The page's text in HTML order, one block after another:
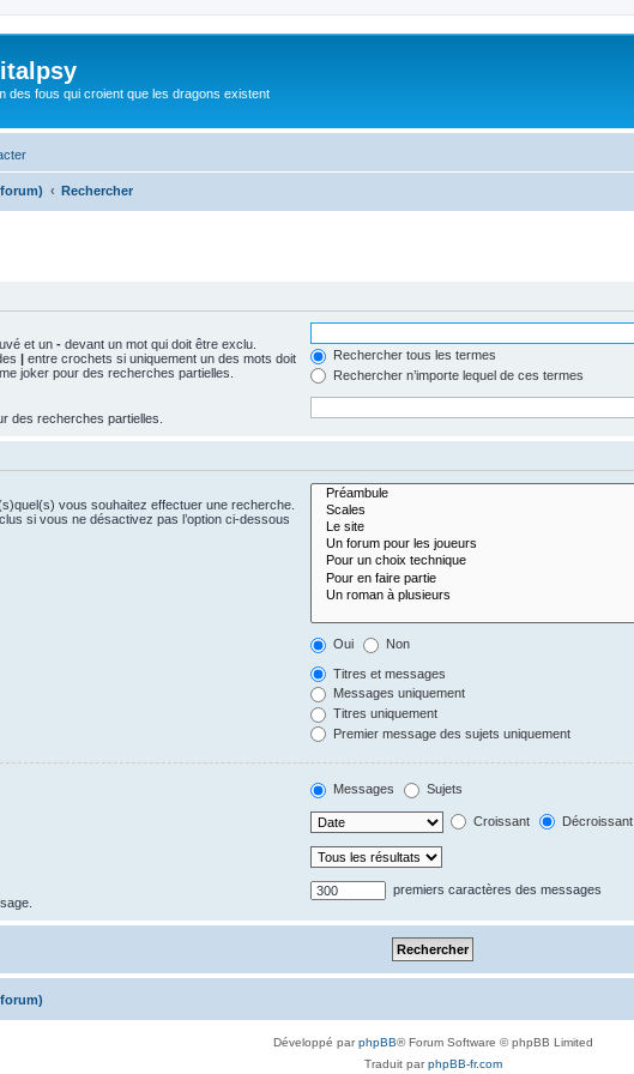
des fous qui croient que les dragons existent
Rechercher
et un - devant un mot qui doit être exclu.
| entre crochets si uniquement un des mots doit
joker pour des recherches partielles.
Rechercher tous les termes
Rechercher n’importe lequel de ces termes
des recherches partielles.
vous souhaitez effectuer une recherche.
si vous ne désactivez pas l’option ci-dessous
Oui Non
Titres et messages
Messages uniquement
Titres uniquement
Premier message des sujets uniquement
Messages Sujets
Croissant Décroissant
premiers caractères des messages
Développé parphpBB® Forum Software © phpBB Limited
Traduit parphpBB-fr.com